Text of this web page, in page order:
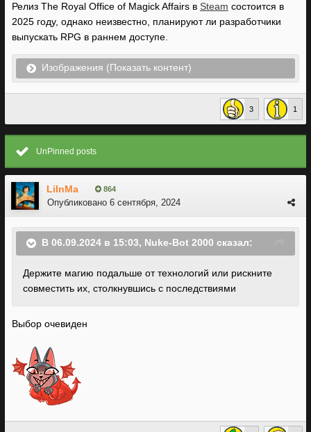
Релиз The Royal Office of Magick Affairs в Steam состоится в
2025 году, однако неизвестно, планируют ли разработчики
выпускать RPG в раннем доступе.
Изображения (Показать контент)
3 1
UnPinned posts
LiInMa 864
Опубликовано 6 сентября, 2024
В 06.09.2024 в 15:03, Nuke-Bot 2000 сказал:
Держите магию подальше от технологий или рискните
совместить их, столкнувшись с последствиями
Выбор очевиден